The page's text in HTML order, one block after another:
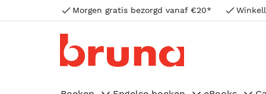
Morgen gratis bezorgd vanaf €20*